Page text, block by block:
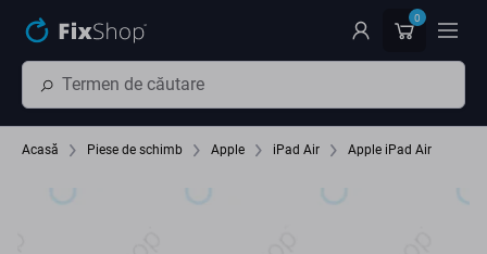
0
Acasă Piese de schimb Apple iPad Air Apple iPad Air